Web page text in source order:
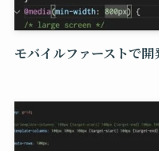
モバイルファーストで開